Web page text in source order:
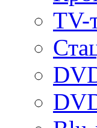
TV-